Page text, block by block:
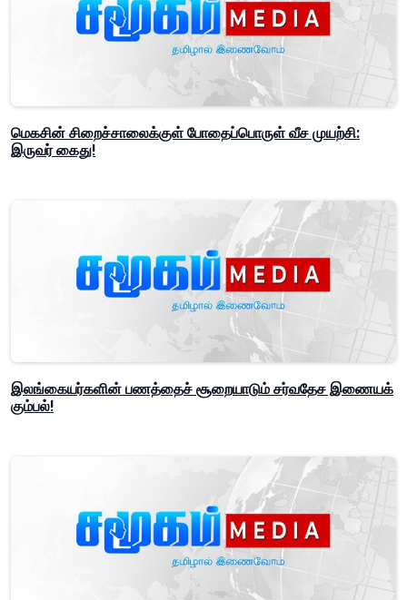
மெகசின் சிறைச்சாலைக்குள் போதைப்பொருள் வீச முயற்சி:
இருவர் கைது!
இலங்கையர்களின் பணத்தைச் சூறையாடும் சர்வதேச இணையக்
கும்பல்!